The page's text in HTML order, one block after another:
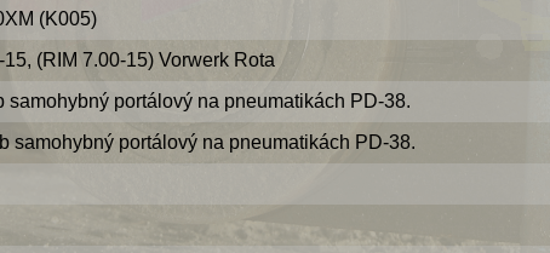
(K005)
(RIM 7.00-15) Vorwerk Rota
portálový na pneumatikách PD-38.
samohybný portálový na pneumatikách PD-38.